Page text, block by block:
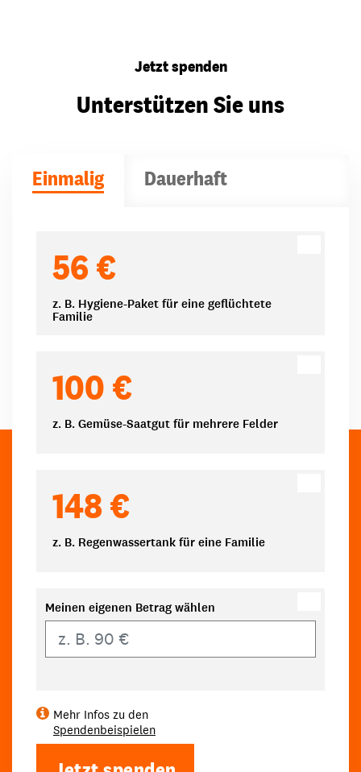
Jetzt spenden
Unterstützen Sie uns
Einmalig Dauerhaft
56 €
z. B. Hygiene-Paket für eine geflüchtete
Familie
100 €
z. B. Gemüse-Saatgut für mehrere Felder
148 €
z. B. Regenwassertank für eine Familie
Meinen eigenen Betrag wählen
Mehr Infos zu den
Spendenbeispielen